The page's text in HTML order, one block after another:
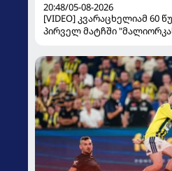
20:48/05-08-2026
[VIDEO] კვარაცხელიამ 60
პირველ მატჩში